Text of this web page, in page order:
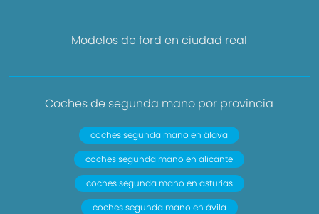
Modelos de ford en ciudad real
Coches de segunda mano por provincia
coches segunda mano en álava
coches segunda mano en alicante
coches segunda mano en asturias
coches segunda mano en ávila